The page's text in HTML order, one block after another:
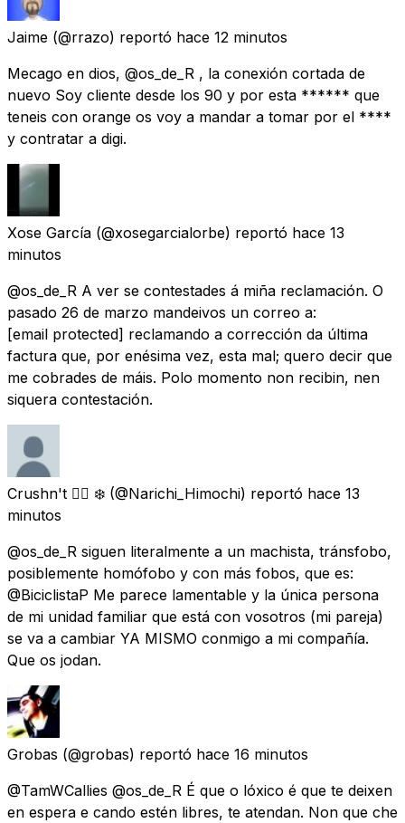
Jaime (@rrazo) reportó hace 12 minutos
Mecago en dios, @os_de_R , la conexión cortada de
nuevo Soy cliente desde los 90 y por esta ****** que
teneis con orange os voy a mandar a tomar por el ****
y contratar a digi.
Xose García (@xosegarcialorbe) reportó hace 13
minutos
@os_de_R A ver se contestades á miña reclamación. O
pasado 26 de marzo mandeivos un correo a:
[email protected] reclamando a corrección da última
factura que, por enésima vez, esta mal; quero decir que
me cobrades de máis. Polo momento non recibin, nen
siquera contestación.
Crushn't 🏳️‍🌈 ❄️ (@Narichi_Himochi) reportó hace 13
minutos
@os_de_R siguen literalmente a un machista, tránsfobo,
posiblemente homófobo y con más fobos, que es:
@BiciclistaP Me parece lamentable y la única persona
de mi unidad familiar que está con vosotros (mi pareja)
se va a cambiar YA MISMO conmigo a mi compañía.
Que os jodan.
Grobas (@grobas) reportó hace 16 minutos
@TamWCallies @os_de_R É que o lóxico é que te deixen
en espera e cando estén libres, te atendan. Non que che